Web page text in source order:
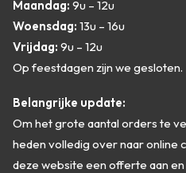
Deze
optie
gekozen
worden
de
productpagina
Maandag: 9u – 12u
Woensdag: 13u – 16u
Vrijdag: 9u – 12u
Op feestdagen zijn we gesloten.
Belangrijke update:
Om het grote aantal orders te
heden volledig over naar online
deze website een offerte aan